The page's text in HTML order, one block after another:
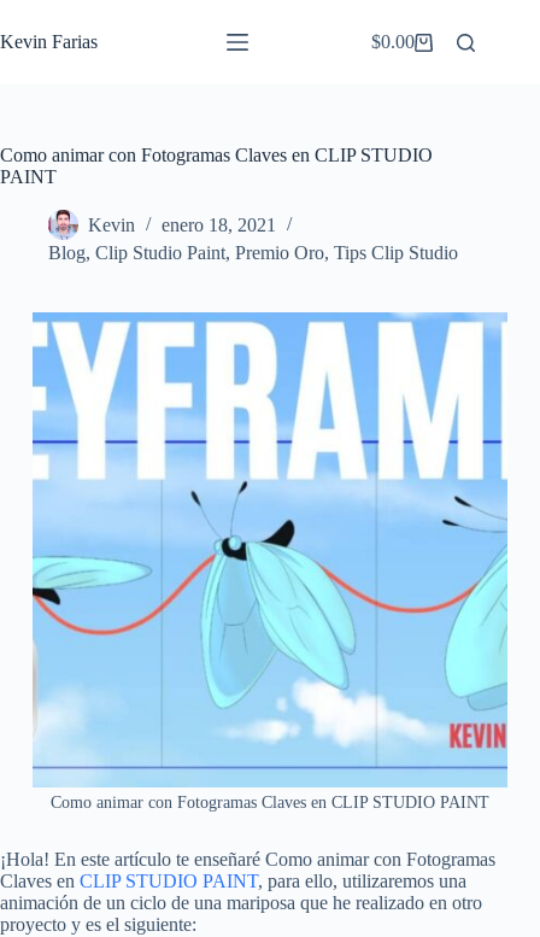
al
contenido
Kevin Farias
Carro
$0.00
Como animar con Fotogramas Claves en CLIP STUDIO
PAINT
Kevin
enero 18, 2021
Blog, Clip Studio Paint, Premio Oro, Tips Clip Studio
Como animar con Fotogramas Claves en CLIP STUDIO PAINT
¡Hola! En este artículo te enseñaré Como animar con Fotogramas
Claves en CLIP STUDIO PAINT, para ello, utilizaremos una
animación de un ciclo de una mariposa que he realizado en otro
proyecto y es el siguiente: